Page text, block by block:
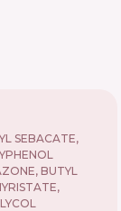
SEBACATE,
BUTYL